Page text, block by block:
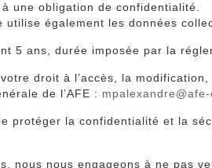
une obligation de confidentialité.
utilise également les données
5 ans, durée imposée par la
droit à l’accès, la
de l’AFE :
protéger la confidentialité et la
nous nous engageons à ne pas